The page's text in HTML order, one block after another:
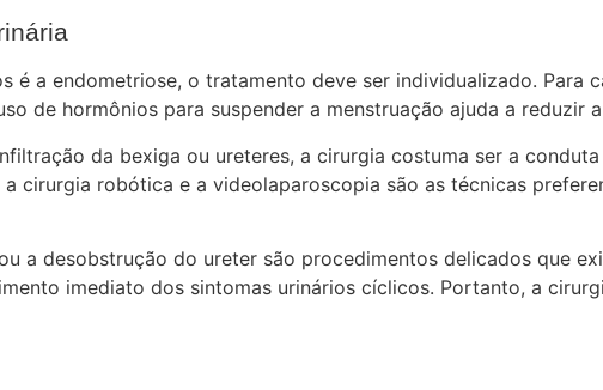
é a endometriose, o tratamento deve ser individualizado. Para
de hormônios para suspender a menstruação ajuda a reduzir
da bexiga ou ureteres, a cirurgia costuma ser a
cirurgia robótica e a videolaparoscopia são as técnicas
a desobstrução do ureter são procedimentos delicados que
imediato dos sintomas urinários cíclicos. Portanto, a